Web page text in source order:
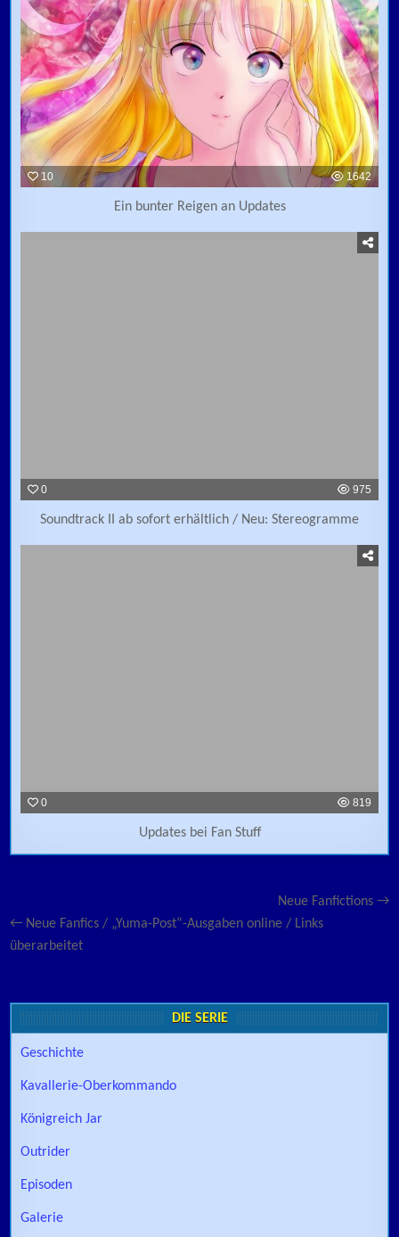
10 1642
Ein bunter Reigen an Updates
0 975
Soundtrack II ab sofort erhältlich / Neu: Stereogramme
0 819
Updates bei Fan Stuff
Neue Fanfictions →
← Neue Fanfics / „Yuma-Post“-Ausgaben online / Links
überarbeitet
DIE SERIE
Geschichte
Kavallerie-Oberkommando
Königreich Jar
Outrider
Episoden
Galerie